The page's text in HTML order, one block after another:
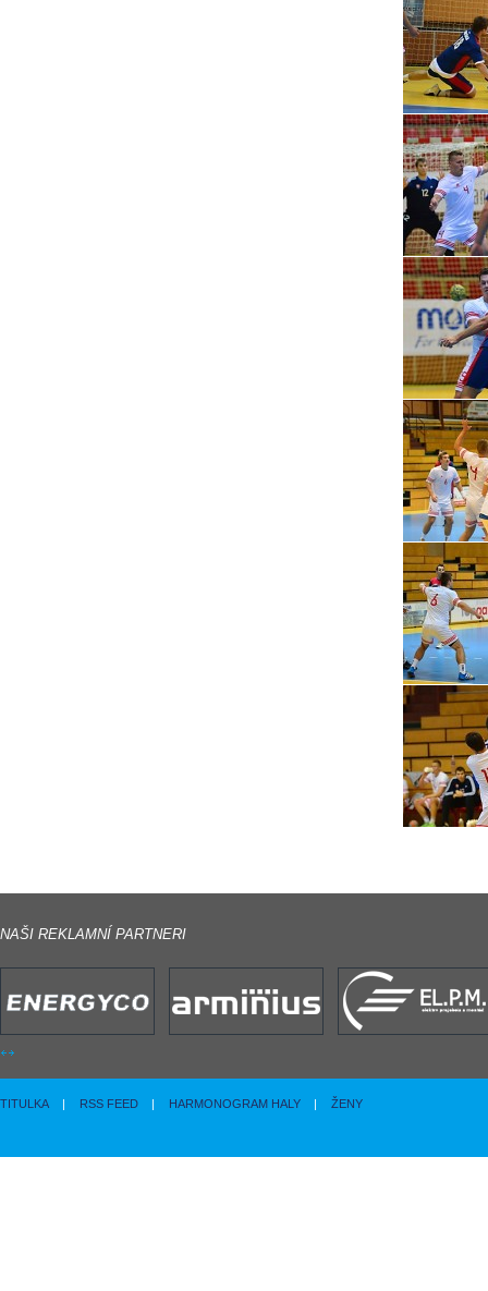
NAŠI REKLAMNÍ PARTNERI
TITULKA | RSS FEED | HARMONOGRAM HALY | ŽENY